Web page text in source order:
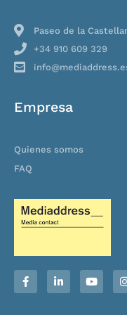
F
a
c
L
i
n
Y
o
u
I
Empresa
Quienes somos
FAQ
Paseo de la
+34 910 609 329